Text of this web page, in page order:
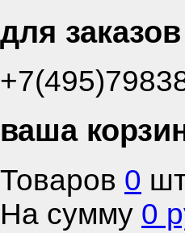
для заказов
ваша
Товаров 0
На сумму 0